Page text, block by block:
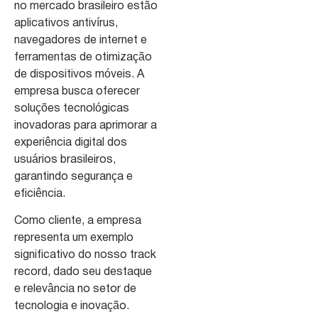
no mercado brasileiro estão
aplicativos antivírus,
navegadores de internet e
ferramentas de otimização
de dispositivos móveis. A
empresa busca oferecer
soluções tecnológicas
inovadoras para aprimorar a
experiência digital dos
usuários brasileiros,
garantindo segurança e
eficiência.
Como cliente, a empresa
representa um exemplo
significativo do nosso track
record, dado seu destaque
e relevância no setor de
tecnologia e inovação.